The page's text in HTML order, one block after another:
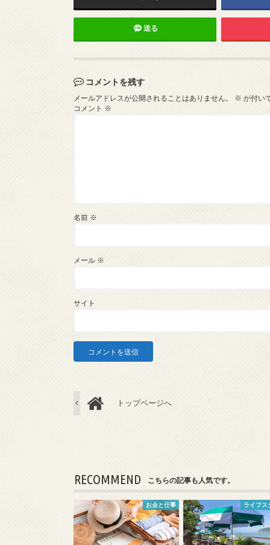
送る
コメントを残す
メールアドレスが公開されることはありません。 ※ が付い
コメント ※
名前 ※
メール ※
サイト
トップページへ
RECOMMEND こちらの記事も人気です。
お金と仕事 ライフス